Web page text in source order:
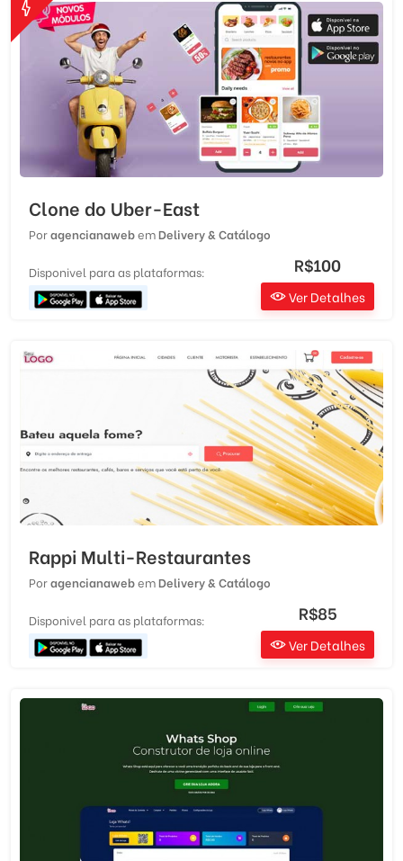
Clone do Uber-East
PoragencianawebemDelivery & Catálogo
Disponivel para as plataformas: R$100
Ver Detalhes
Rappi Multi-Restaurantes
PoragencianawebemDelivery & Catálogo
Disponivel para as plataformas: R$85
Ver Detalhes